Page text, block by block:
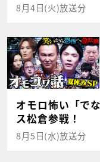
8月4日(火)放送分
オモロ怖い「で
ス松倉参戦！
8月5日(水)放送分